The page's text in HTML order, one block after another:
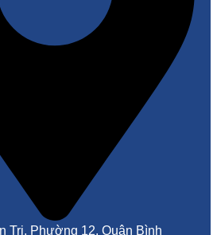
Trị, Phường 12, Quận Bình